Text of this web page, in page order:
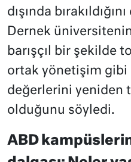
dışında
Dernek
barışçıl bir şekilde
ortak yönetişim gibi
değerlerini yeniden
olduğunu söyledi.
ABD